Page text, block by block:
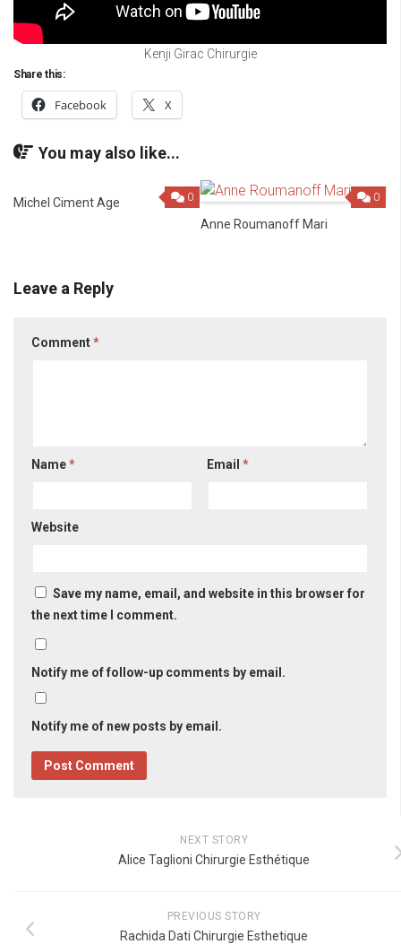
Kenji Girac Chirurgie
Share this:
Facebook X
You may also like...
0
Michel Ciment Age 0
Anne Roumanoff Mari
Leave a Reply
Comment*
Name* Email*
Website
Save my name, email, and website in this browser for
the next time I comment.
Notify me of follow-up comments by email.
Notify me of new posts by email.
NEXT STORY
Alice Taglioni Chirurgie Esthétique
PREVIOUS STORY
Rachida Dati Chirurgie Esthetique